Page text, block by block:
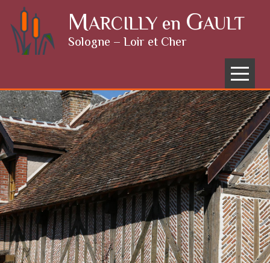
Skip to content MARCILLY en GAULT
Sologne – Loir et Cher
Menu